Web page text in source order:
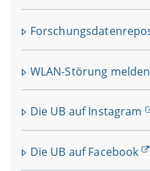
WLAN-Störung melden
Die UB auf Instagram
Die UB auf Facebook